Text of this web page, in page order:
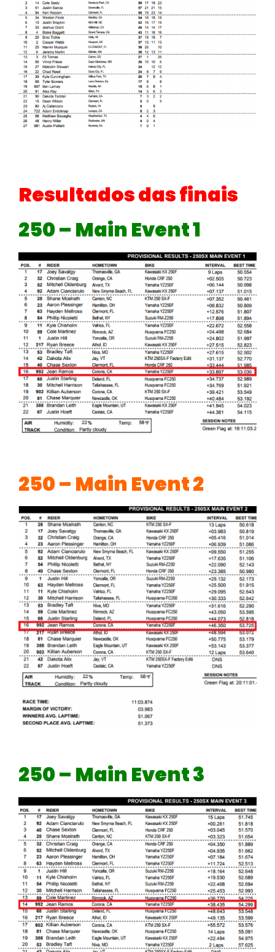
Resultados das finais
250 – Main Event 1
250 – Main Event 2
250 – Main Event 3